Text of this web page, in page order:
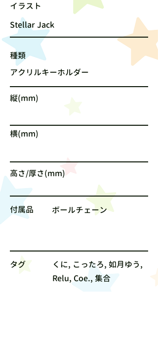
​イラスト
Stellar Jack
種類
アクリルキーホルダー
縦(mm)
横(mm)
高さ/厚さ(mm)
付属品 ボールチェーン
タグ
くに, こったろ, 如月ゆう,
Relu, Coe., 集合